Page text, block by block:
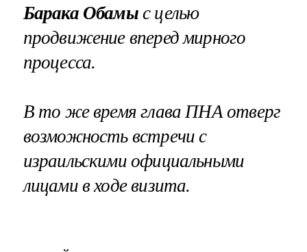
Барака Обамыс целью
продвижение вперед мирного
процесса.
В то же время глава ПНА отверг
возможность встречи с
израильскими официальными
лицами в ходе визита.